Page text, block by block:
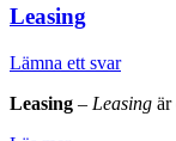
Leasing
Lämna ett svar
Leasing – Leasing är